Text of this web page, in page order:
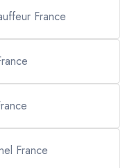
France
France